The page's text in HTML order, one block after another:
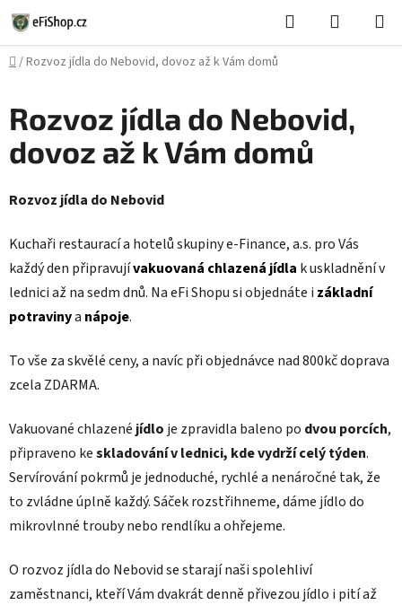
Přejít
na
obsah
Hledat
KOŠÍK
Domů
/Rozvoz jídla do Nebovid, dovoz až k Vám domů
Rozvoz jídla do Nebovid,
dovoz až k Vám domů
Rozvoz jídla do Nebovid
Kuchaři restaurací a hotelů skupiny e-Finance, a.s. pro Vás
každý den připravujívakuovaná chlazená jídla k uskladnění v
lednici až na sedm dnů. Na eFi Shopu si objednáte i základní
potravinya nápoje.
To vše za skvělé ceny, a navíc při objednávce nad 800kč doprava
zcela ZDARMA.
Vakuované chlazené jídlo je zpravidla baleno po dvou porcích,
připraveno keskladování v lednici, kde vydrží celý týden.
Servírování pokrmů je jednoduché, rychlé a nenáročné tak, že
to zvládne úplně každý. Sáček rozstřihneme, dáme jídlo do
mikrovlnné trouby nebo rendlíku a ohřejeme.
O rozvoz jídla do Nebovid se starají naši spolehliví
zaměstnanci, kteří Vám dvakrát denně přivezou jídlo i pití až